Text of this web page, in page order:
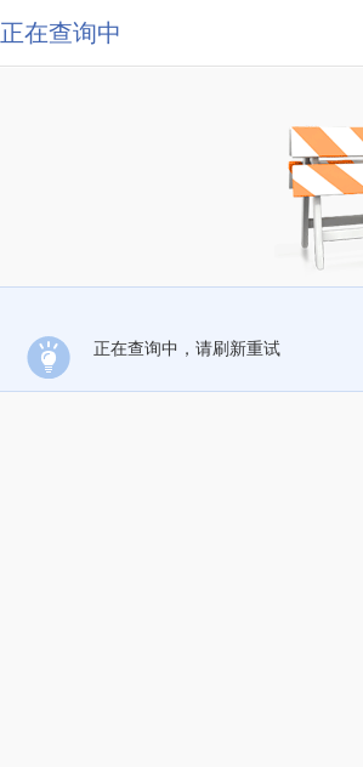
正在查询中
正在查询中，请刷新重试